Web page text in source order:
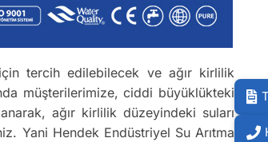
tercih edilebilecek ve ağır kirlilik
müşterilerimize, ciddi büyüklükteki
ağır kirlilik düzeyindeki suları
Yani Hendek Endüstriyel Su Arıtma